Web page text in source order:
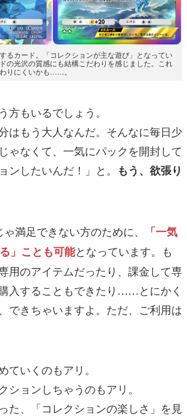
るカード。「コレクションが主な遊び」となってい
の光沢の質感にも結構こだわりを感じました。これ
りにくいかも……。
方もいるでしょう。
はもう大人なんだ。そんなに毎日少
ゃなくて、一気にパックを開封して
ンしたいんだ！」と。 もう、欲張り
満足できない方のために、
「一気
」ことも可能となっています。も
用のアイテムだったり、課金して専
入することもできたり……とにかく
できちゃいますよ。ただ、ご利用は
ていくのもアリ。
ションしちゃうのもアリ。
た、「コレクションの楽しさ」を見